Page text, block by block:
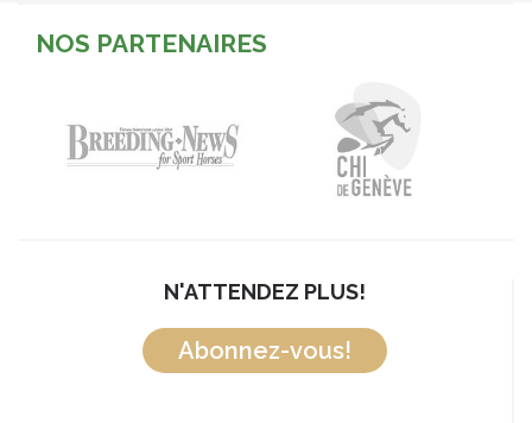
NOS PARTENAIRES
N'ATTENDEZ PLUS!
Abonnez-vous!